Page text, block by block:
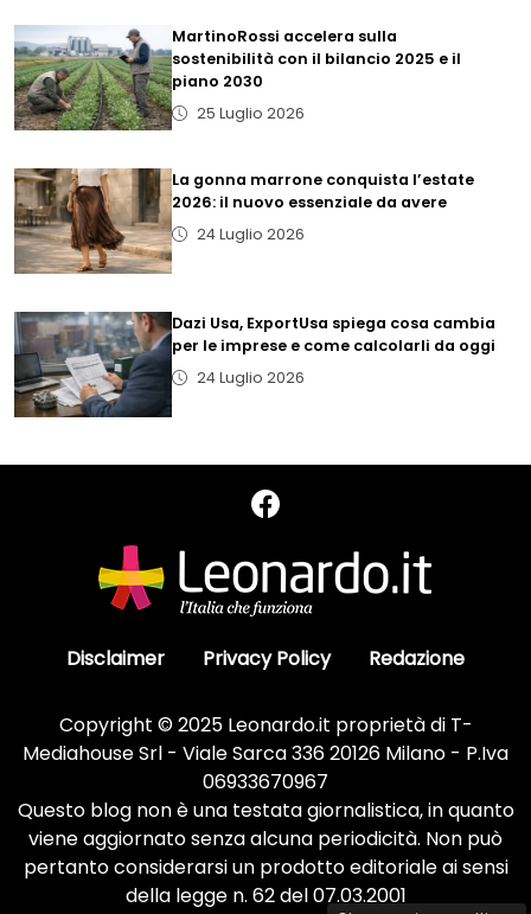
MartinoRossi accelera sulla
sostenibilità con il bilancio 2025 e il
piano 2030
25 Luglio 2026
La gonna marrone conquista l’estate
2026: il nuovo essenziale da avere
24 Luglio 2026
Dazi Usa, ExportUsa spiega cosa cambia
per le imprese e come calcolarli da oggi
24 Luglio 2026
Disclaimer Privacy Policy Redazione
Copyright © 2025 Leonardo.it proprietà di T-
Mediahouse Srl - Viale Sarca 336 20126 Milano - P.Iva
06933670967
Questo blog non è una testata giornalistica, in quanto
viene aggiornato senza alcuna periodicità. Non può
pertanto considerarsi un prodotto editoriale ai sensi
della legge n. 62 del 07.03.2001